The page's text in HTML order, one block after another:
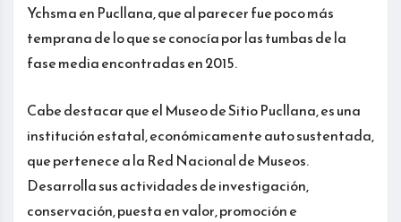
Ychsma en Pucllana, que al parecer fue poco más
temprana de lo que se conocía por las tumbas de la
fase media encontradas en 2015.
Cabe destacar que el Museo de Sitio Pucllana, es una
institución estatal, económicamente auto sustentada,
que pertenece a la Red Nacional de Museos.
Desarrolla sus actividades de investigación,
conservación, puesta en valor, promoción e